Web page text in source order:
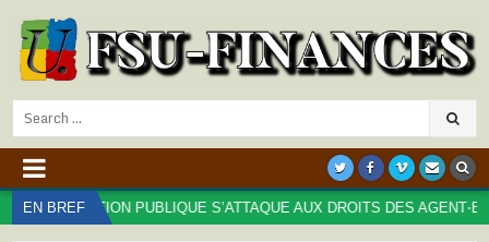
Search
for:
EN BREFPUBLIQUE S’ATTAQUE AUX DROITS DES AGENT⋅ES : TROP,